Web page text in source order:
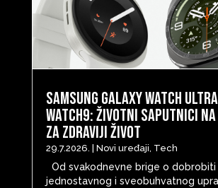
Samsung Galaxy Watch
Watch9: životni saputnici
za zdraviji život
29.7.2026. Novi uređaji Tech
Od svakodnevne brige o dobrobiti
jednostavnog i sveobuhvatnog